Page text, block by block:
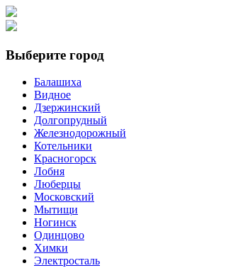
Выберите город
Балашиха
Видное
Дзержинский
Долгопрудный
Железнодорожный
Котельники
Красногорск
Лобня
Люберцы
Московский
Мытищи
Ногинск
Одинцово
Химки
Электросталь